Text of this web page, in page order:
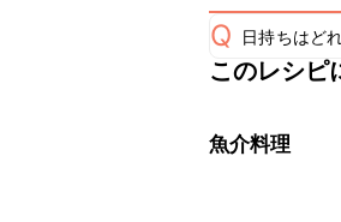
Q 日持ちはど
こちらのレ
※日持ちは目
このレシピ
魚介料理